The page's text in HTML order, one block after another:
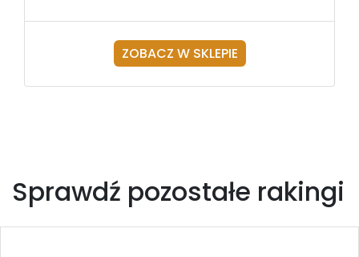
ZOBACZ W SKLEPIE
Sprawdź pozostałe rakingi